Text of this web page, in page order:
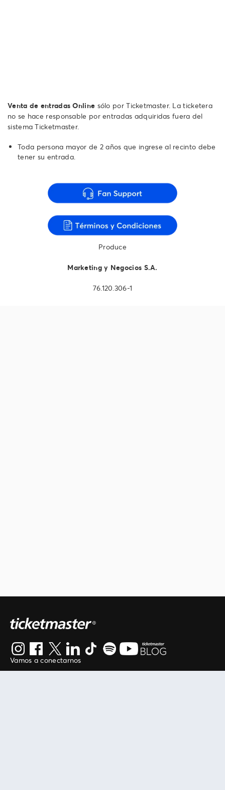
Venta de entradas Online sólo por Ticketmaster. La ticketera
no se hace responsable por entradas adquiridas fuera del
sistema Ticketmaster.
Toda persona mayor de 2 años que ingrese al recinto debe
tener su entrada.
Produce
Marketing y Negocios S.A.
76.120.306-1
Vamos a conectarnos